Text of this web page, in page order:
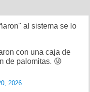
al sistema se lo
con una caja de
de palomitas. 😜
2026